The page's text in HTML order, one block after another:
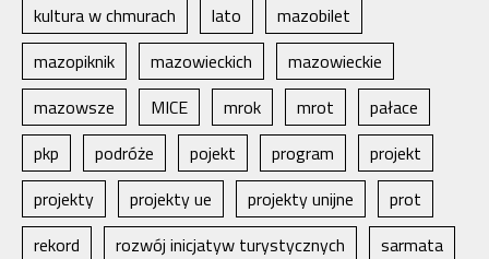
kultura w chmurach
lato
mazobilet
mazopiknik
mazowieckich
mazowieckie
mazowsze
MICE mrok mrot
pałace
pkp
podróże pojekt program
projekt
projekty
projekty ue projekty unijne
prot
rekord
rozwój inicjatyw turystycznych
sarmata